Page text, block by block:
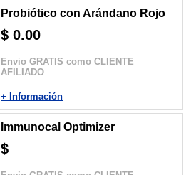
Probiótico con Arándano Rojo
$ 0.00
Envio GRATIS como CLIENTE
AFILIADO
+ Información
Immunocal Optimizer
$